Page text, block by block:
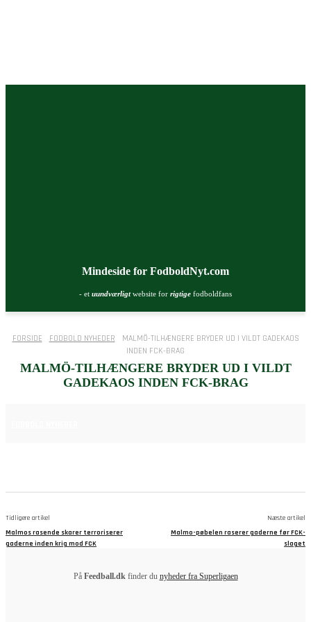
Mindeside for FodboldNyt.com
- et uundværligtwebsite for rigtige fodboldfans
FORSIDE FODBOLD NYHEDER
MALMÖ-TILHÆNGERE BRYDER UD I VILDT GADEKAOS
INDEN FCK-BRAG
MALMÖ-TILHÆNGERE BRYDER UD I VILDT
GADEKAOS INDEN FCK-BRAG
Tidligere artikel
Malmos rasende skarer terroriserer
gaderne inden krig mod FCK
Næste artikel
Malmo-pøbelen raserer gaderne før FCK-
slaget
På Feedball.dkfinder du nyheder fra Superligaen